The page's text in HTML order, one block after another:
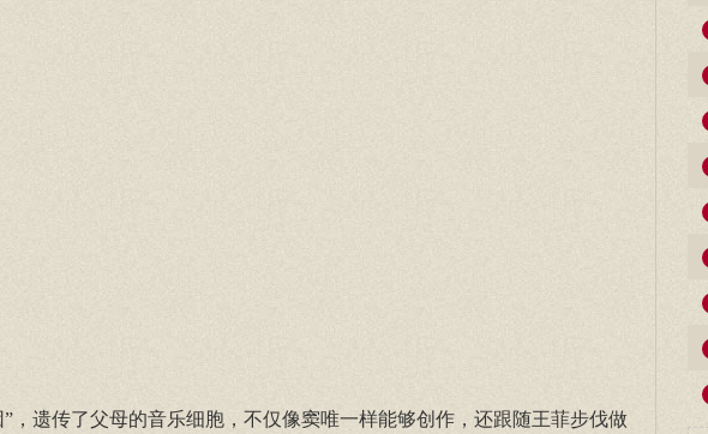
，遗传了父母的音乐细胞，不仅像窦唯一样能够创作，还跟随王菲步伐做